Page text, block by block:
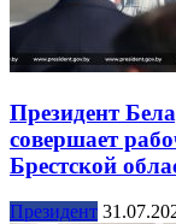
Президент
совершает
Брестской
Президент